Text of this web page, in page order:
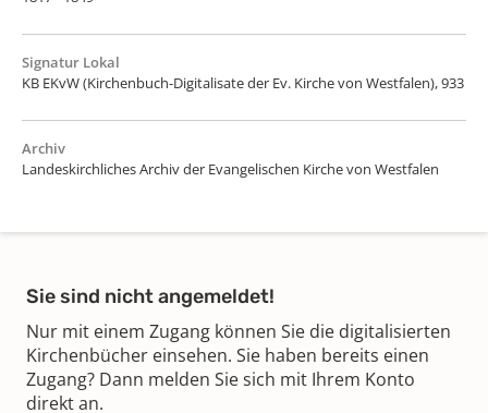
Signatur Lokal
KB EKvW (Kirchenbuch-Digitalisate der Ev. Kirche von Westfalen), 933
Archiv
Landeskirchliches Archiv der Evangelischen Kirche von Westfalen
Sie sind nicht angemeldet!
Nur mit einem Zugang können Sie die digitalisierten
Kirchenbücher einsehen. Sie haben bereits einen
Zugang? Dann melden Sie sich mit Ihrem Konto
direkt an.